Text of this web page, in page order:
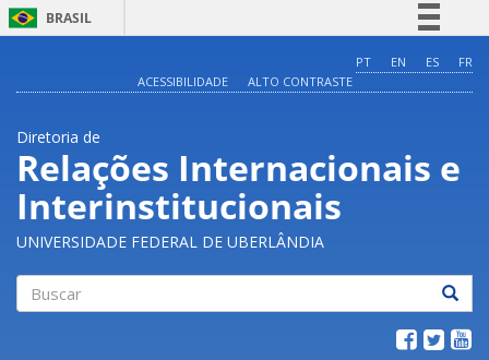
BRASIL
Comunica BR
Acesso à informação
Legislação
Canais
PT EN ES
FR
ACESSIBILIDADE
ALTO CONTRASTE
Diretoria de
Relações Internacionais e
Interinstitucionais
UNIVERSIDADE FEDERAL DE UBERLÂNDIA